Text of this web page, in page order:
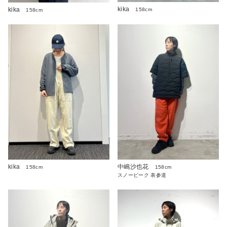
kika 158cm kika 158cm
kika 158cm 中嶋沙也花
158cm
スノーピーク 表参道